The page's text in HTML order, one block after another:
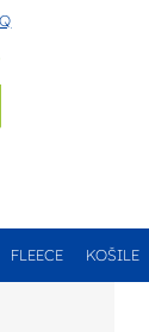
FLEECE KOŠILE